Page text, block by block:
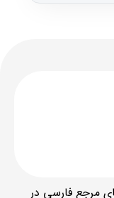
مرجع فارسی در